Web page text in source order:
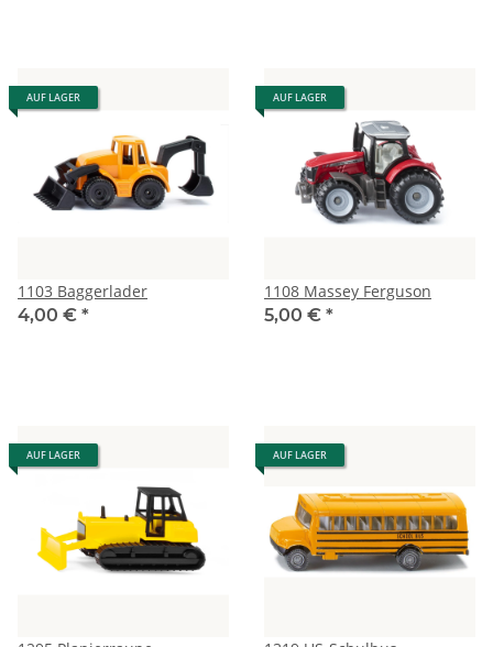
AUF LAGER
1103 Baggerlader
4,00 € *
AUF LAGER
1108 Massey Ferguson
5,00 € *
AUF LAGER AUF LAGER